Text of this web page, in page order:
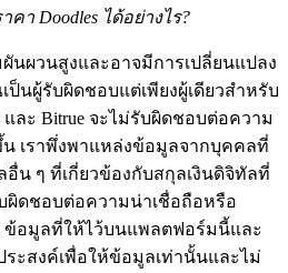
างรายได้แบบพาสซีฟ
า Doodles ได้อย่างไร?
นผวนสูงและอาจมีการเปลี่ยนแปลง
ป็นผู้รับผิดชอบแต่เพียงผู้เดียวสำหรับ
ะ Bitrue จะไม่รับผิดชอบต่อความ
เราพึ่งพาแหล่งข้อมูลจากบุคคลที่
น ๆ ที่เกี่ยวข้องกับสกุลเงินดิจิทัลที่
ผิดชอบต่อความน่าเชื่อถือหรือ
อมูลที่ให้ไว้บนแพลตฟอร์มนี้และ
ระสงค์เพื่อให้ข้อมูลเท่านั้นและไม่